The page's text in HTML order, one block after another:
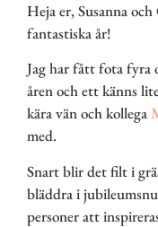
Heja er, Susanna
fantastiska år!
Jag har fått fota fyra
åren och ett känns
kära vän och kollega
med.
Snart blir det filt i
bläddra i
personer att